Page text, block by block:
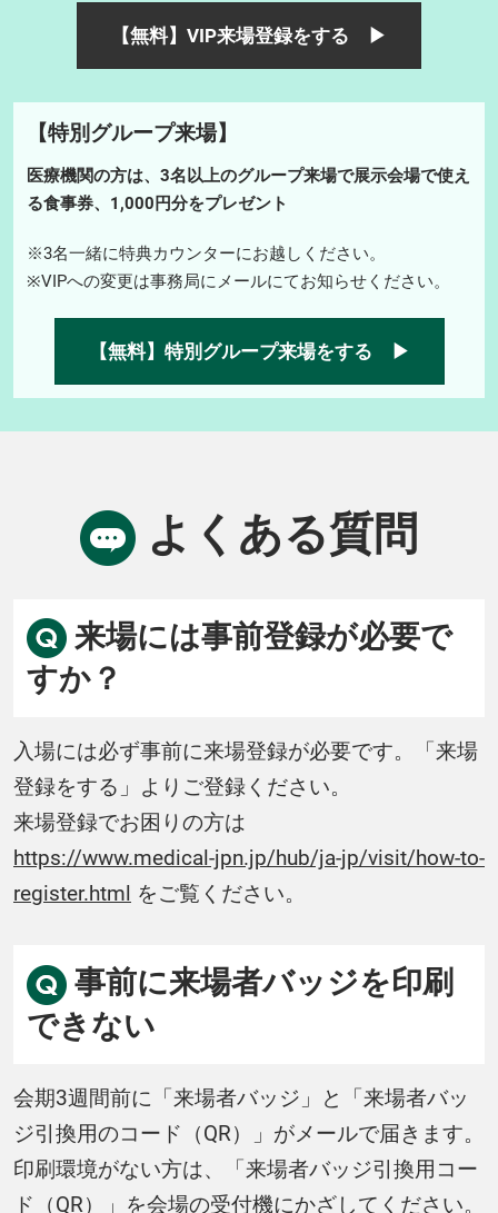
【無料】VIP来場登録をする ▶
【特別グループ来場】
医療機関の方は、3名以上のグループ来場で展示会場で使え
る食事券、1,000円分をプレゼント
※3名一緒に特典カウンターにお越しください。
※VIPへの変更は事務局にメールにてお知らせください。
【無料】特別グループ来場をする ▶
よくある質問
来場には事前登録が必要で
すか？
入場には必ず事前に来場登録が必要です。「来場
登録をする」よりご登録ください。
来場登録でお困りの方は
https://www.medical-jpn.jp/hub/ja-jp/visit/how-to-
register.html をご覧ください。
事前に来場者バッジを印刷
できない
会期3週間前に「来場者バッジ」と「来場者バッ
ジ引換用のコード（QR）」がメールで届きます。
印刷環境がない方は、「来場者バッジ引換用コー
ド（QR）」を会場の受付機にかざしてください。